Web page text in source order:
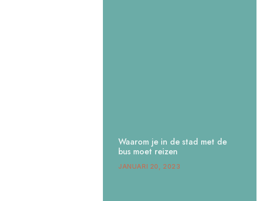
Waarom je in de stad met de
bus moet reizen
JANUARI 20, 2023